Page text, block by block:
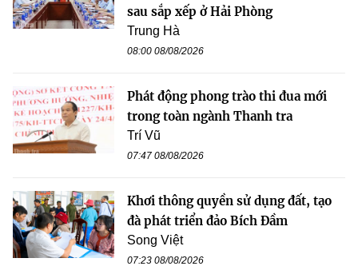
sau sắp xếp ở Hải Phòng
Trung Hà
08:00 08/08/2026
Phát động phong trào thi đua mới
trong toàn ngành Thanh tra
Trí Vũ
07:47 08/08/2026
Khơi thông quyền sử dụng đất, tạo
đà phát triển đảo Bích Đầm
Song Việt
07:23 08/08/2026